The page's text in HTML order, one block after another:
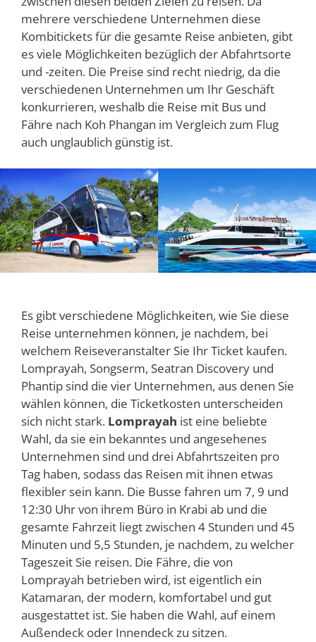
mehrere verschiedene Unternehmen diese
Kombitickets für die gesamte Reise anbieten, gibt
es viele Möglichkeiten bezüglich der Abfahrtsorte
und -zeiten. Die Preise sind recht niedrig, da die
verschiedenen Unternehmen um Ihr Geschäft
konkurrieren, weshalb die Reise mit Bus und
Fähre nach Koh Phangan im Vergleich zum Flug
auch unglaublich günstig ist.
Es gibt verschiedene Möglichkeiten, wie Sie diese
Reise unternehmen können, je nachdem, bei
welchem Reiseveranstalter Sie Ihr Ticket kaufen.
Lomprayah, Songserm, Seatran Discovery und
Phantip sind die vier Unternehmen, aus denen Sie
wählen können, die Ticketkosten unterscheiden
sich nicht stark. Lomprayah ist eine beliebte
Wahl, da sie ein bekanntes und angesehenes
Unternehmen sind und drei Abfahrtszeiten pro
Tag haben, sodass das Reisen mit ihnen etwas
flexibler sein kann. Die Busse fahren um 7, 9 und
12:30 Uhr von ihrem Büro in Krabi ab und die
gesamte Fahrzeit liegt zwischen 4 Stunden und 45
Minuten und 5,5 Stunden, je nachdem, zu welcher
Tageszeit Sie reisen. Die Fähre, die von
Lomprayah betrieben wird, ist eigentlich ein
Katamaran, der modern, komfortabel und gut
ausgestattet ist. Sie haben die Wahl, auf einem
Außendeck oder Innendeck zu sitzen.